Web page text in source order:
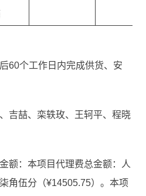
60个工作日内完成供货、安
吉喆、栾轶玫、王轲平、程晓
额：本项目代理费总金额：人
角伍分（¥14505.75）。本项